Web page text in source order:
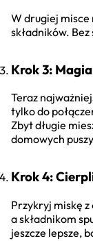
W drugiej misce
składników.
Krok 3:
Teraz
tylko do
Zbyt długie
domowych
Krok 4:
Przykryj miskę
a składnikom
jeszcze lepsze,